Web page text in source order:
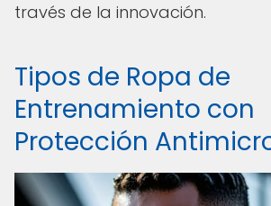
través de la innovación.
Tipos de Ropa de
Entrenamiento con
Protección